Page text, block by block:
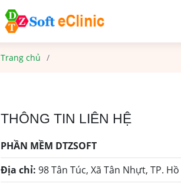
Trang chủ
THÔNG TIN LIÊN HỆ
PHẦN MỀM DTZSOFT
Địa chỉ: 98 Tân Túc, Xã Tân Nhựt, TP.